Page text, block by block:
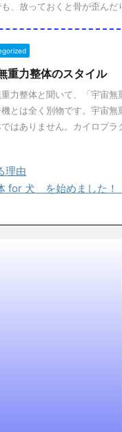
、放っておくと骨が歪んだ
重力整体のスタイル
力整体と聞いて、「宇宙
とは全く別物です。宇宙
はありません。カイロプラ
理由
for 犬 を始めました！